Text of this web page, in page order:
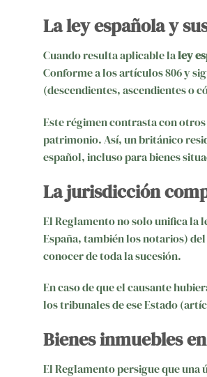
La ley española y
Cuando resulta aplicable laley
Conforme a los artículos 806 y
(descendientes, ascendientes o
Este régimen contrasta con
patrimonio. Así, un británico
español, incluso para bienes
La jurisdicción
El Reglamento no solo unifica la
España, también los notarios)
conocer de toda la sucesión.
En caso de que el causante
los tribunales de ese Estado
Bienes inmuebles
El Reglamento persigue que